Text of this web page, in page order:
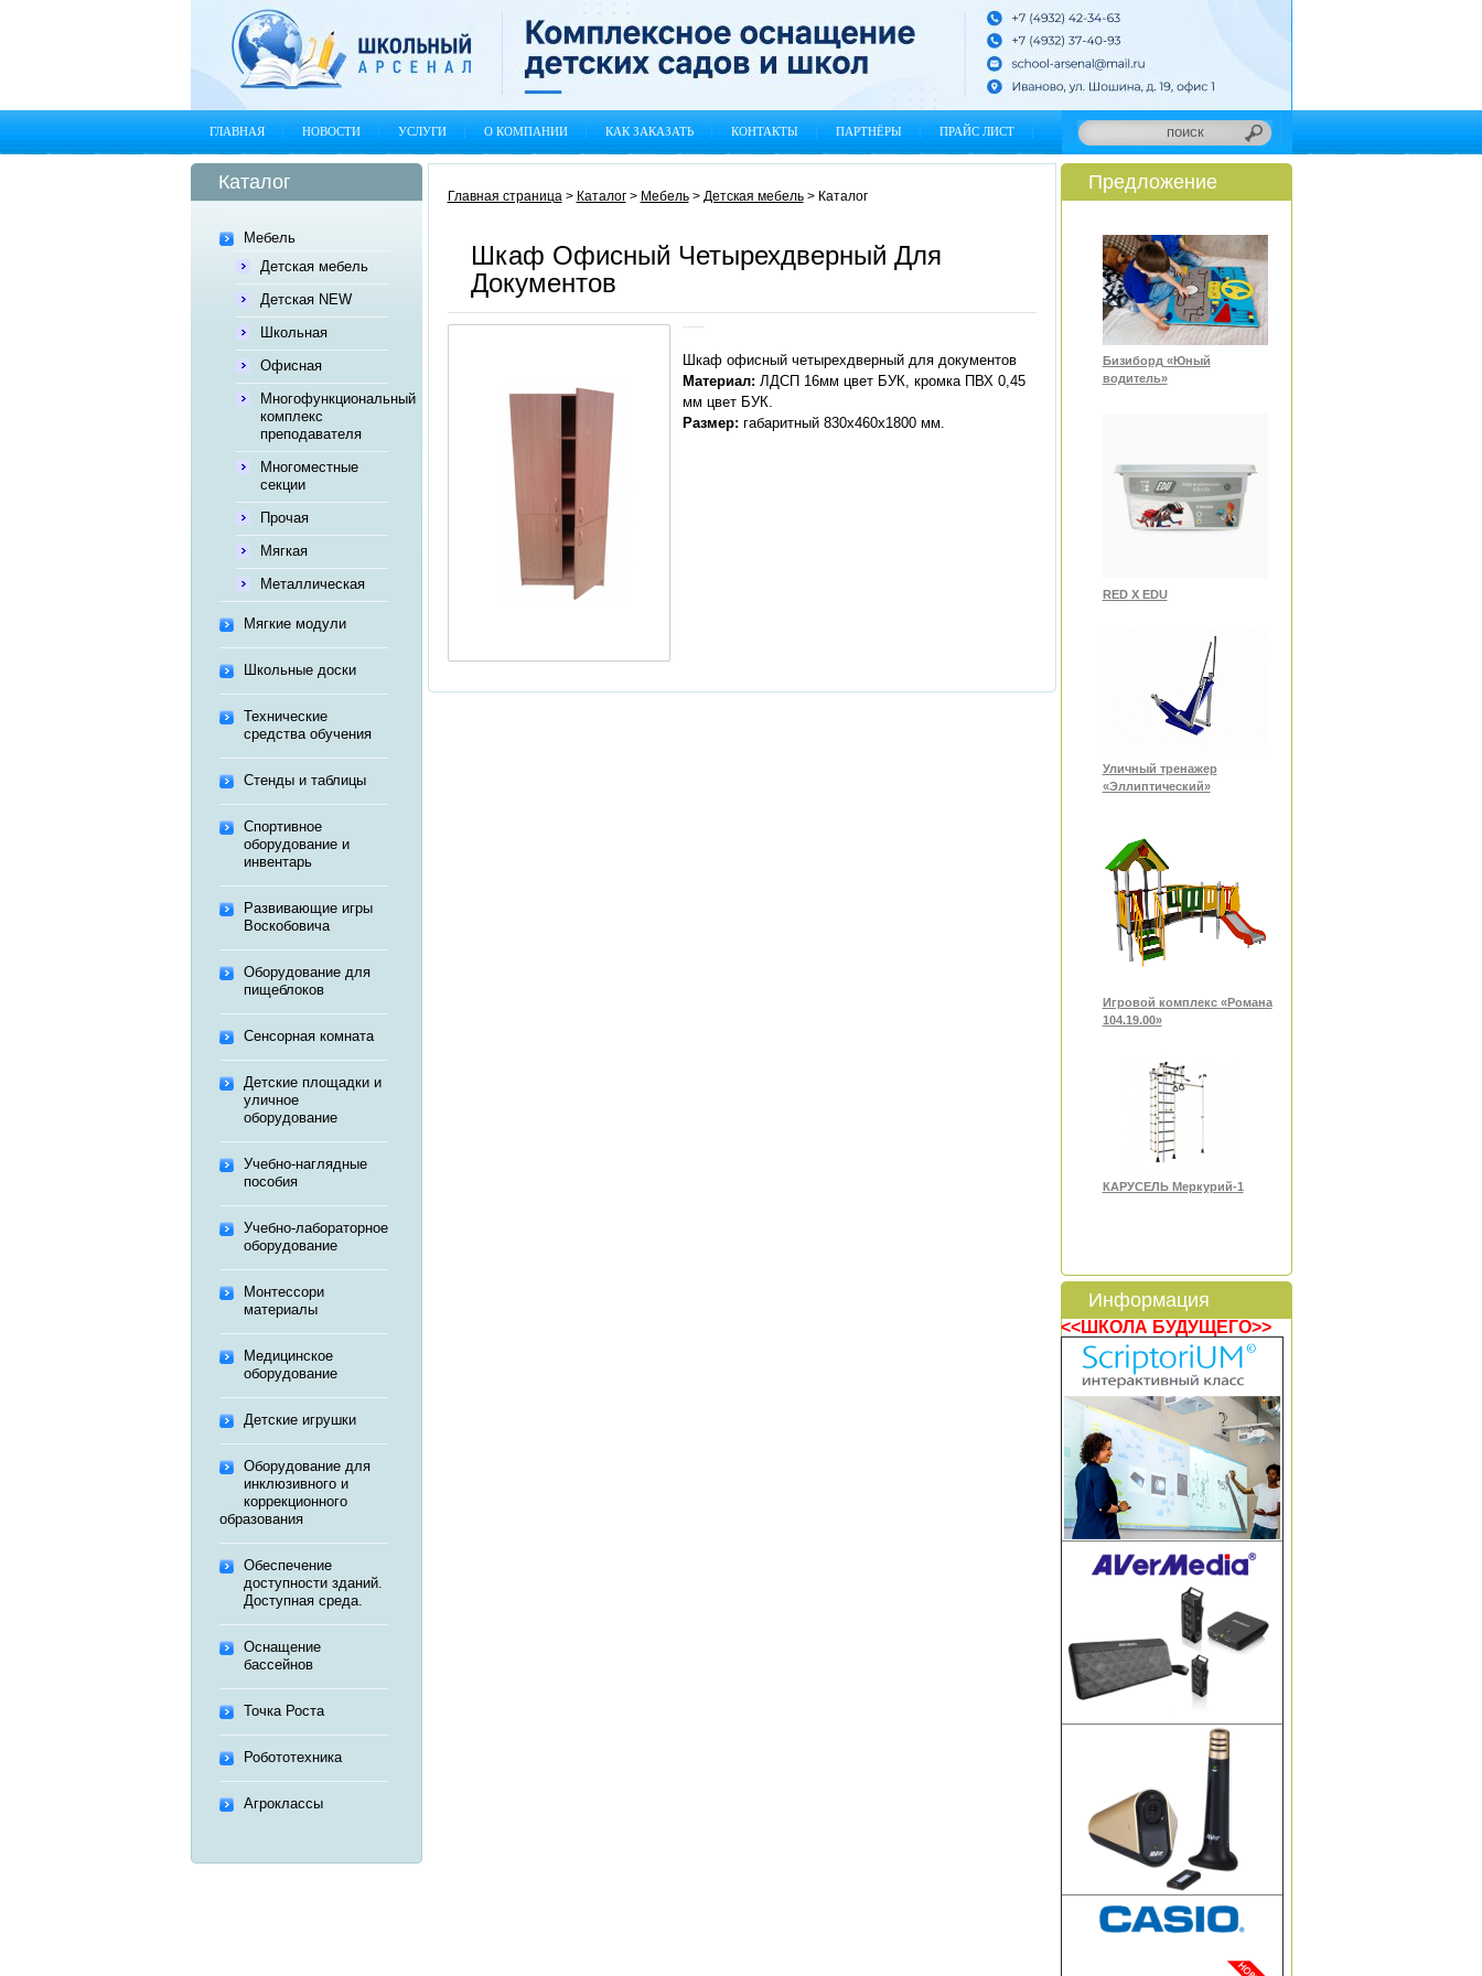
ГЛАВНАЯ НОВОСТИ УСЛУГИ О КОМПАНИИ КАК ЗАКАЗАТЬ КОНТАКТЫ ПАРТНЁРЫ ПРАЙС ЛИСТ
Каталог
Мебель
Детская мебель
Детская NEW
Школьная
Офисная
Многофункциональный
комплекс
преподавателя
Многоместные
секции
Прочая
Мягкая
Металлическая
Мягкие модули
Школьные доски
Технические
средства обучения
Стенды и таблицы
Спортивное
оборудование и
инвентарь
Развивающие игры
Воскобовича
Оборудование для
пищеблоков
Сенсорная комната
Детские площадки и
уличное
оборудование
Учебно-наглядные
пособия
Учебно-лабораторное
оборудование
Монтессори
материалы
Медицинское
оборудование
Детские игрушки
Оборудование для
инклюзивного и
коррекционного
образования
Обеспечение
доступности зданий.
Доступная среда.
Оснащение
бассейнов
Точка Роста
Робототехника
Агроклассы
Главная страница> Каталог> Мебель> Детская мебель> Каталог
Шкаф Офисный Четырехдверный Для
Документов
Шкаф офисный четырехдверный для документов
Материал: ЛДСП 16мм цвет БУК, кромка ПВХ 0,45
мм цвет БУК.
Размер: габаритный 830х460х1800 мм.
Предложение
Бизиборд «Юный
водитель»
RED X EDU
Уличный тренажер
«Эллиптический»
Игровой комплекс «Романа
104.19.00»
КАРУСЕЛЬ Меркурий-1
Информация
<<ШКОЛА БУДУЩЕГО>>